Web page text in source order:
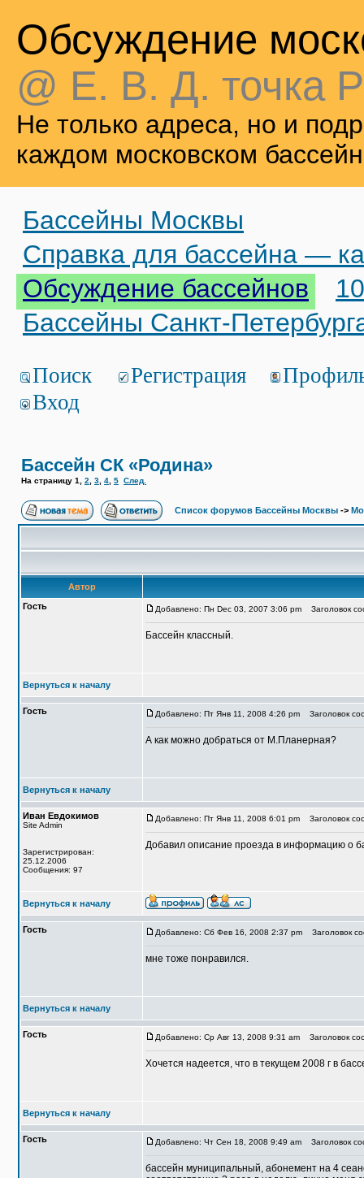
Обсуждение
@ Е. В. Д. точка
Не только адреса, но и
каждом московском
Бассейны Москвы
Справка для бассейна —
Обсуждение бассейнов
Бассейны Санкт-
Поиск Регистрация
Вход
Бассейн СК «Родина»
На страницу 1 2 3 4 5 След.
Список форумов Бассейны Москвы ->
Автор
Гость
Добавлено: Пн Dec 03, 2007 3:06 pm Заголовок
Бассейн классный.
Вернуться к началу
Гость Добавлено: Пт Янв 11, 2008 4:26 pm Заголовок
А как можно добраться от М.Планерная?
Вернуться к началу
Иван Евдокимов
Site Admin
Зарегистрирован:
25.12.2006
Сообщения: 97
Добавлено: Пт Янв 11, 2008 6:01 pm Заголовок
Добавил описание проезда в информацию о
Вернуться к началу
Гость Добавлено: Сб Фев 16, 2008 2:37 pm Заголовок
мне тоже понравился.
Вернуться к началу
Гость Добавлено: Ср Авг 13, 2008 9:31 am Заголовок
Хочется надеется, что в текущем 2008 г в
Вернуться к началу
Гость Добавлено: Чт Сен 18, 2008 9:49 am Заголовок
бассейн муниципальный, абонемент на 4